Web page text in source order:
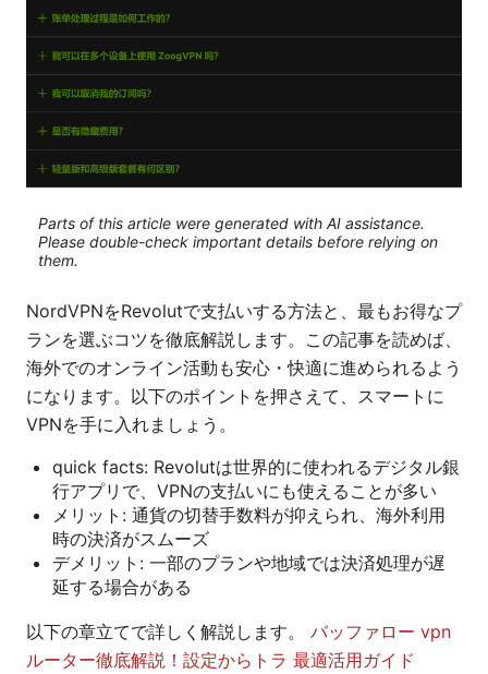
Parts of this article were generated with AI assistance.
Please double-check important details before relying on
them.
NordVPNをRevolutで支払いする方法と、最もお得なプ
ランを選ぶコツを徹底解説します。この記事を読めば、
海外でのオンライン活動も安心・快適に進められるよう
になります。以下のポイントを押さえて、スマートに
VPNを手に入れましょう。
quick facts: Revolutは世界的に使われるデジタル銀
行アプリで、VPNの支払いにも使えることが多い
メリット: 通貨の切替手数料が抑えられ、海外利用
時の決済がスムーズ
デメリット: 一部のプランや地域では決済処理が遅
延する場合がある
以下の章立てで詳しく解説します。 バッファロー vpn
ルーター徹底解説！設定からトラ 最適活用ガイド